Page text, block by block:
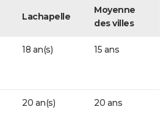
Lachapelle
Moyenne
des villes
18 an(s) 15 ans
20 an(s) 20 ans